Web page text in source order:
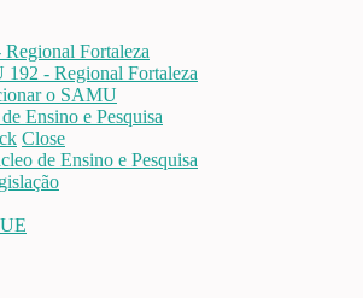
Fortaleza
- Regional Fortaleza
o SAMU
Ensino e Pesquisa
Close
de Ensino e Pesquisa